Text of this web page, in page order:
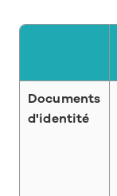
Documents
d'identité